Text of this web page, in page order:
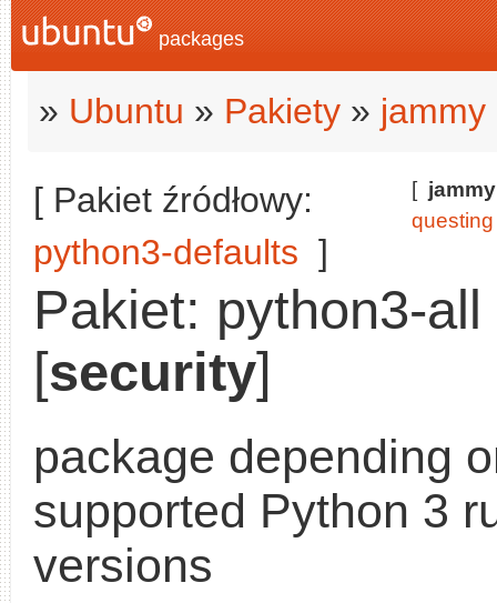
packages
» Ubuntu » Pakiety » jammy
[ jammy
questing
[ Pakiet źródłowy:
python3-defaults ]
Pakiet: python3-
[security]
package depending
supported Python 3
versions